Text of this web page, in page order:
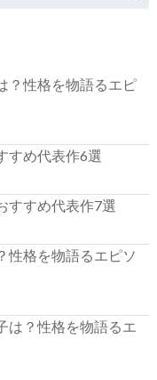
？性格を物語るエピ
すめ代表作6選
すすめ代表作7選
性格を物語るエピソ
は？性格を物語るエ